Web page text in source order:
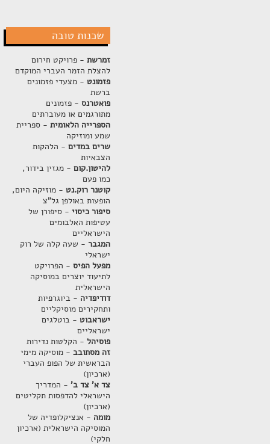
שכנות טובה
זמרשת- פרויקט חירום
להצלת הזמר העברי המוקדם
פזמונט - מצעדי פזמונים
ברשת
פואטרנס- פזמונים
מתורגמים או מעוברתים
הספרייה הלאומית- ספריית
שמע ומוזיקה
שרים במדים- הלהקות
הצבאיות
להיטון.קום- מגזין בידור,
כמו פעם
קוטנר רוק.נט - מוזיקה היום,
הופעות באולפן גל"צ
סיפור כיסוי- סיפורן של
עטיפות האלבומים
הישראליים
המגבר- שעה קלה של רוק
ישראלי
מפעל הפיס- הפרויקט
לתיעוד יוצרים במוסיקה
הישראלית
דודיפדיה - ביוגרפיות
ותחקירים מוסיקליים
ישראבוט - בוטלגים
ישראליים
פוסיהל- הקלטות נדירות
זה מסתובב- מוסיקה מימי
הבראשית של הפופ העברי
(ארכיון)
צד א' צד ב'- המדריך
הישראלי להדפסות תקליטים
(ארכיון)
מומה - אנציקלופדיה של
המוסיקה הישראלית (ארכיון
חלקי)